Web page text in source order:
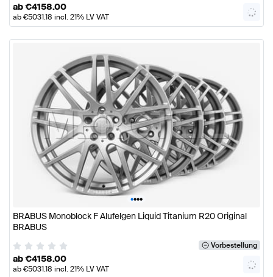
ab€4158.00
ab€5031.18 incl. 21% LV VAT
••••
BRABUS Monoblock F Alufelgen Liquid Titanium R20 Original
BRABUS
Vorbestellung
ab€4158.00
ab€5031.18 incl. 21% LV VAT